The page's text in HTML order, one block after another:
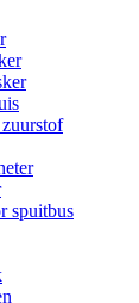
spuitbus